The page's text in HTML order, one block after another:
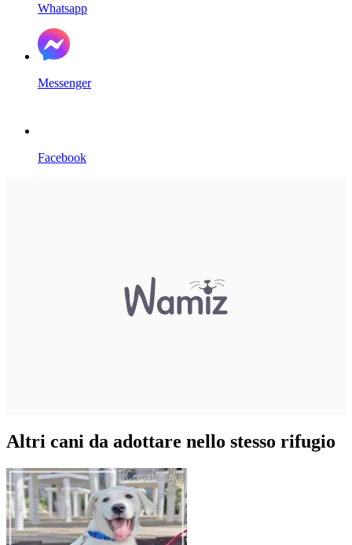
Whatsapp
Messenger
Facebook
Altri cani da adottare nello stesso rifugio